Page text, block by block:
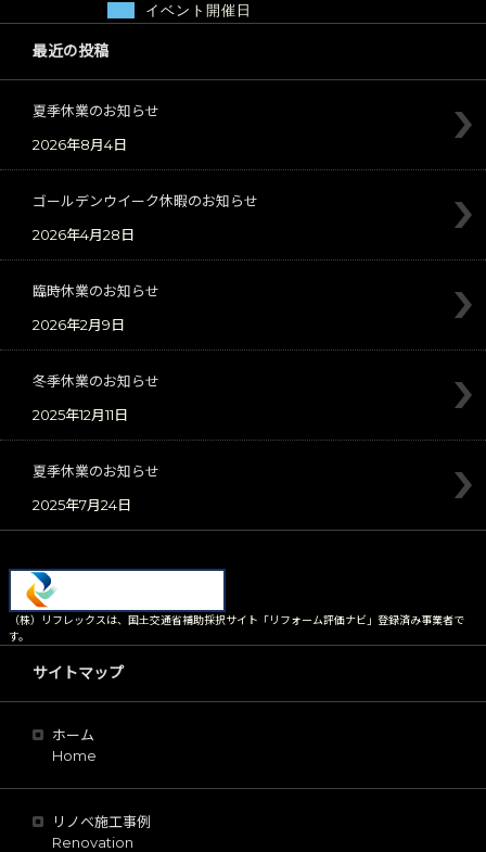
イベント開催日
最近の投稿
夏季休業のお知らせ
2026年8月4日
ゴールデンウイーク休暇のお知らせ
2026年4月28日
臨時休業のお知らせ
2026年2月9日
冬季休業のお知らせ
2025年12月11日
夏季休業のお知らせ
2025年7月24日
（株）リフレックスは、国土交通省補助採択サイト「リフォーム評価ナビ」登録済み事業者で
す。
サイトマップ
ホーム
Home
リノベ施工事例
Renovation